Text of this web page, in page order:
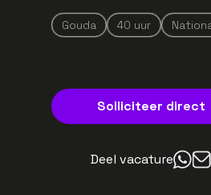
Gouda 40 uur
Solliciteer direct
Deel vacature